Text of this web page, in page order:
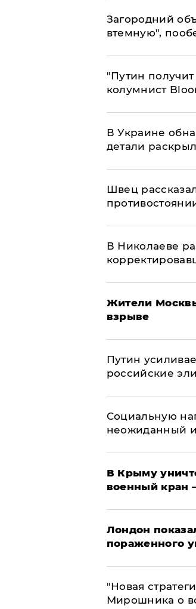
Загородний
втемную",
"Путин
колумнист
В Украине
детали
Швец
В Николаеве
Жители
взрыве
Путин
российские
Социальную
неожиданный
В Крыму
военный кран
Лондон
пораженного
"Новая
Мирошника о